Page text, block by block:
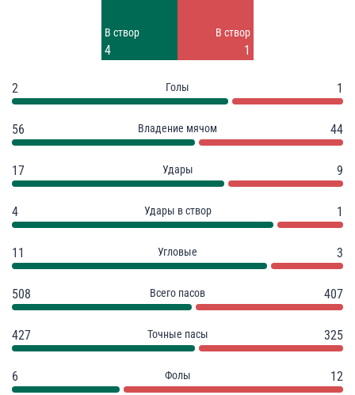
В створ
4
В створ
1
2 Голы 1
56 Владение мячом 44
17 Удары 9
4 Удары в створ 1
11 Угловые 3
508 Всего пасов 407
427 Точные пасы 325
6 Фолы 12